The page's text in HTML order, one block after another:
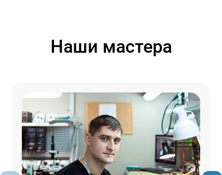
Наши мастера